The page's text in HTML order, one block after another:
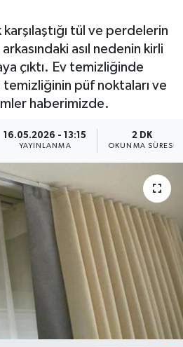
karşılaştığı tül ve perdelerin
asıl nedenin kirli
çıktı. Ev temizliğinde
püf noktaları ve
haberimizde.
16.05.2026 - 13:15
YAYINLANMA
2 DK
OKUNMA SÜRESI